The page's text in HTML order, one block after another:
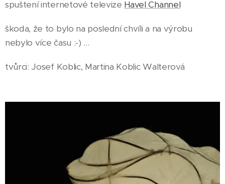
spuštení internetové televize Havel Channel
škoda, že to bylo na poslední chvíli a na výrobu
nebylo více času :-) ...
tvůrci: Josef Koblic, Martina Koblic Walterová